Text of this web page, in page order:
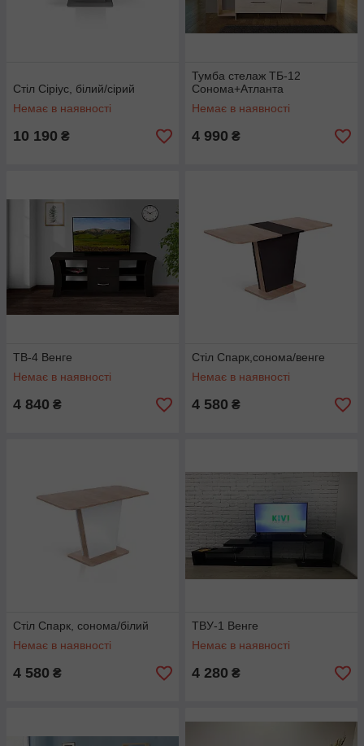
Стіл Сіріус, білий/сірий
Немає в наявності
10 190 ₴
Тумба стелаж ТБ-12
Сонома+Атланта
Немає в наявності
4 990 ₴
ТВ-4 Венге
Немає в наявності
4 840 ₴
Стіл Спарк,сонома/венге
Немає в наявності
4 580 ₴
Стіл Спарк, сонома/білий
Немає в наявності
4 580 ₴
ТВУ-1 Венге
Немає в наявності
4 280 ₴